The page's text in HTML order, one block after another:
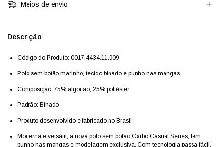
Meios de envio
Descrição
Código do Produto: 0017.4434.11.009
Polo sem botão marinho, tecido binado e punho nas mangas.
Composição: 75% algodão, 25% poliéster
Padrão: Binado
Produto desenvolvido e fabricado no Brasil
Moderna e versátil, a nova polo sem botão Garbo Casual Series, tem
punho nas mangas e modelagem exclusiva. Com tecnologia passa fácil,